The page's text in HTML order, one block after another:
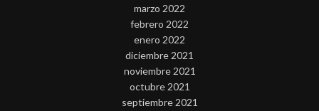
marzo 2022
febrero 2022
enero 2022
diciembre 2021
noviembre 2021
octubre 2021
septiembre 2021